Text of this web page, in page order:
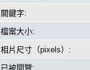
關鍵字:
檔案大小:
相片尺寸（pixels）: